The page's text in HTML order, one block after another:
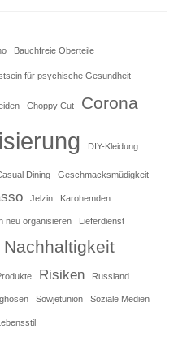
Bauchfreie Oberteile
für psychische Gesundheit
Choppy Cut Corona
DIY-Kleidung
Dining Geschmacksmüdigkeit
Jelzin Karohemden
neu organisieren Lieferdienst
Nachhaltigkeit
Risiken Russland
Sowjetunion Soziale Medien